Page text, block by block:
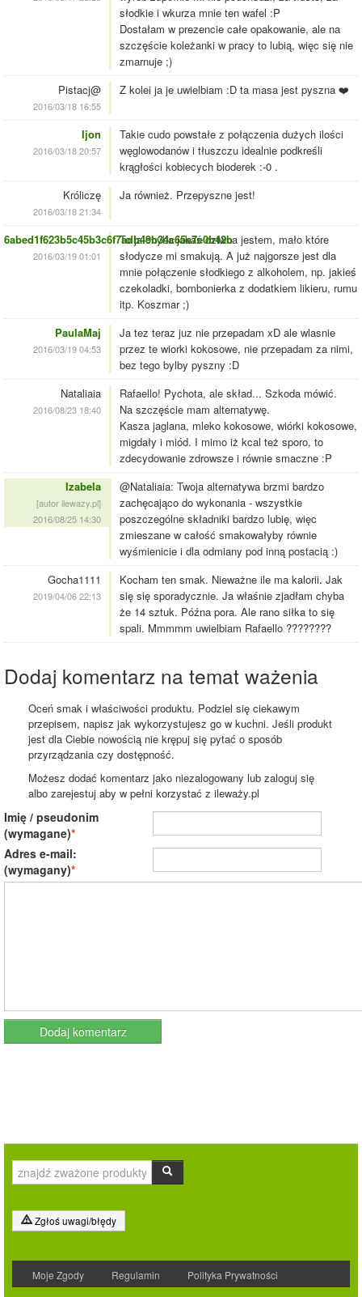
słodkie i wkurza mnie ten wafel :P
Dostałam w prezencie całe opakowanie, ale na
szczęście koleżanki w pracy to lubią, więc się nie
zmarnuje ;)
Pistacj@
2016/03/18 16:55
Z kolei ja je uwielbiam :D ta masa jest pyszna ❤️
Ijon
2016/03/18 20:57
Takie cudo powstałe z połączenia dużych ilości
węglowodanów i tłuszczu idealnie podkreśli
krągłości kobiecych bioderek :-0 .
Króliczę
2016/03/18 21:34
Ja również. Przepyszne jest!
6abed1f623b5c45b3c6f7adb49b34c65a7e0b42b
2016/03/19 01:01
To ja chyba jakaś dziwna jestem, mało które
słodycze mi smakują. A już najgorsze jest dla
mnie połączenie słodkiego z alkoholem, np. jakieś
czekoladki, bombonierka z dodatkiem likieru, rumu
itp. Koszmar ;)
PaulaMaj
2016/03/19 04:53
Ja tez teraz juz nie przepadam xD ale wlasnie
przez te wiorki kokosowe, nie przepadam za nimi,
bez tego bylby pyszny :D
Nataliaia
2016/08/23 18:40
Rafaello! Pychota, ale skład... Szkoda mówić.
Na szczęście mam alternatywę.
Kasza jaglana, mleko kokosowe, wiórki kokosowe,
migdały i miód. I mimo iż kcal też sporo, to
zdecydowanie zdrowsze i równie smaczne :P
Izabela
[autor ilewazy.pl]
2016/08/25 14:30
@Nataliaia: Twoja alternatywa brzmi bardzo
zachęcająco do wykonania - wszystkie
poszczególne składniki bardzo lubię, więc
zmieszane w całość smakowałyby równie
wyśmienicie i dla odmiany pod inną postacią :)
Gocha1111
2019/04/06 22:13
Kocham ten smak. Nieważne ile ma kalorii. Jak
się się sporadycznie. Ja właśnie zjadłam chyba
że 14 sztuk. Późna pora. Ale rano siłka to się
spali. Mmmmm uwielbiam Rafaello ????????
Dodaj komentarz na temat ważenia
Oceń smak i właściwości produktu. Podziel się ciekawym
przepisem, napisz jak wykorzystujesz go w kuchni. Jeśli produkt
jest dla Ciebie nowością nie krępuj się pytać o sposób
przyrządzania czy dostępność.
Możesz dodać komentarz jako niezalogowany lub zaloguj się
albo zarejestuj aby w pełni korzystać z ileważy.pl
Imię / pseudonim
(wymagane)
Adres e-mail:
(wymagany)
Zgłoś uwagi/błędy
Moje Zgody Regulamin Polityka Prywatności